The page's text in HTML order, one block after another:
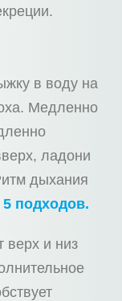
в воду на
Медленно
ладони
дыхания
подходов.
верх и низ